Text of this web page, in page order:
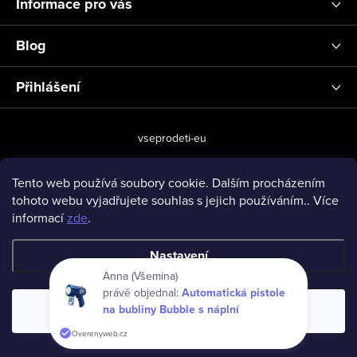
Tento web používá soubory cookie. Dalším procházením
tohoto webu vyjadřujete souhlas s jejich používáním.. Více
informacízde.
Nastavení
Souhlasím
Blog
Přihlášení
vseprodeti-eu
Copyright 2026www.vseprodeti.eu. Všechna práva vyhrazena.
Anna (Všemina)
právě objednal: Automatická pistole
na bubliny Bubble s náplní
Overenyweb.cz